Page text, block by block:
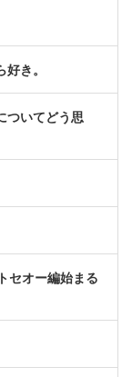
き。
ついてどう思
セオー編始まる